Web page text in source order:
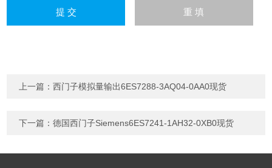
上一篇：西门子模拟量输出6ES7288-3AQ04-0AA0现货
下一篇：德国西门子Siemens6ES7241-1AH32-0XB0现货